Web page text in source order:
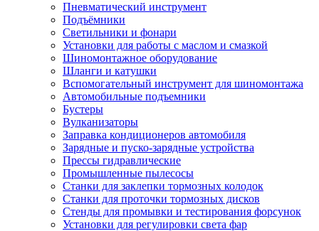
Пневматический инструмент
Подъёмники
Светильники и фонари
Установки для работы с маслом и смазкой
Шиномонтажное оборудование
Шланги и катушки
Вспомогательный инструмент для шиномонтажа
Автомобильные подъемники
Бустеры
Вулканизаторы
Заправка кондиционеров автомобиля
Зарядные и пуско-зарядные устройства
Прессы гидравлические
Промышленные пылесосы
Станки для заклепки тормозных колодок
Станки для проточки тормозных дисков
Стенды для промывки и тестирования форсунок
Установки для регулировки света фар